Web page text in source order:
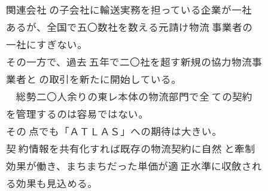
関連会社 の子会社に輸送実務を担っている企業が一社
あるが、全国で五〇数社を数える元請け物流 事業者の
一社にすぎない。
その一方で、過去 五年で二〇社を超す新規の協力物流事
業者と の取引を新たに開始している。
総勢二〇人余りの東レ本体の物流部門で全 ての契約
を管理するのは容易ではない。
その 点でも「ＡＴＬＡＳ」への期待は大きい。
契 約情報を共有化すれば既存の物流契約に自然 と牽制
効果が働き、まちまちだった単価が適 正水準に収斂され
る効果も見込める。